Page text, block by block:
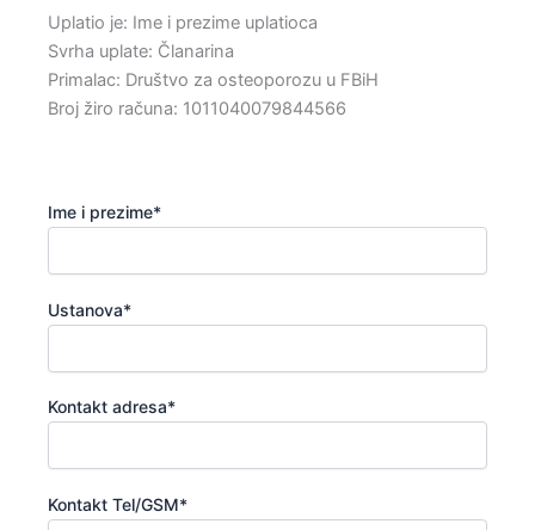
Uplatio je: Ime i prezime uplatioca
Svrha uplate: Članarina
Primalac: Društvo za osteoporozu u FBiH
Broj žiro računa: 1011040079844566
Ime i prezime*
Ustanova*
Kontakt adresa*
Kontakt Tel/GSM*